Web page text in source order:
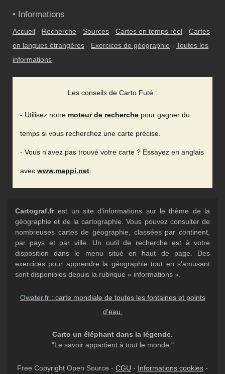
• Informations
Accueil - Recherche - Sources - Cartes en temps réel - Cartes
en langues étrangères - Exercices de géographie - Toutes les
informations
Les conseils de Carto Futé :
- Utilisez notre moteur de recherche pour gagner du
temps si vous recherchez une carte précise.
- Vous n'avez pas trouvé votre carte ? Essayez en anglais
avec www.mappi.net
Cartograf.frest un site d'informations sur le thème de la
géographie et de la cartographie. Vous pouvez consulter de
nombreuses cartes de géographie, classées par continent,
par pays et par ville. Un outil de recherche est à votre
disposition dans le menu situé en haut de page. Des
exercices pour apprendre la géographie tout en s'amusant
sont disponibles depuis la rubrique « informations ».
Owater.fr: carte mondiale de toutes les fontaines et points
d'eau.
Carto un éléphant dans la légende.
"Le savoir appartient à tout le monde."
Free Copyright Open Source - CGU - Informations cookies -